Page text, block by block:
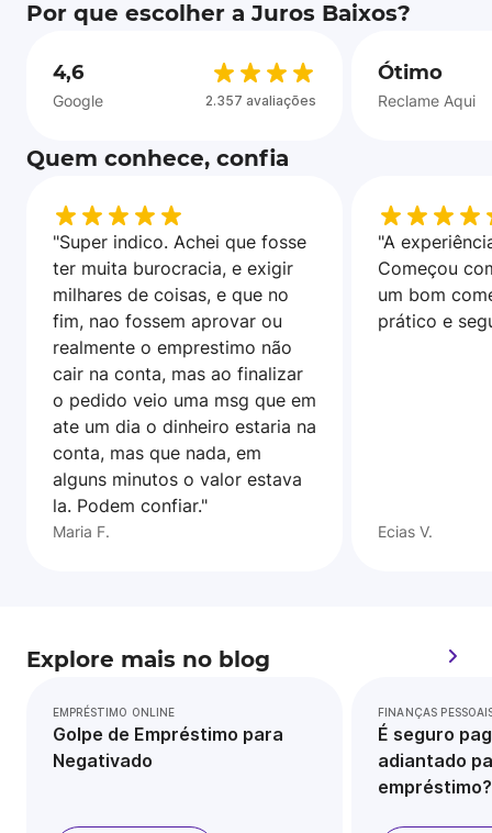
Por que escolher a Juros Baixos?
4,6
Google 2.357 avaliações
Ótimo
Reclame Aqui
Quem conhece, confia
"Super indico. Achei que fosse
ter muita burocracia, e exigir
milhares de coisas, e que no
fim, nao fossem aprovar ou
realmente o emprestimo não
cair na conta, mas ao finalizar
o pedido veio uma msg que em
ate um dia o dinheiro estaria na
conta, mas que nada, em
alguns minutos o valor estava
la. Podem confiar."
Maria F.
"A
Começou
um bom
prático e
Ecias V.
Explore mais no blog
EMPRÉSTIMO ONLINE
Golpe de Empréstimo para
Negativado
FINANÇAS
É seguro
adiantado
empréstimo?